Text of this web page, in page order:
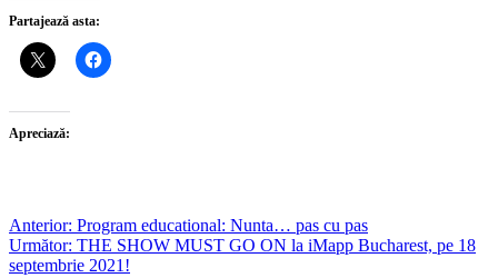
Partajează asta:
Apreciază:
Post
navigation
Anterior: Program educational: Nunta… pas cu pas
Următor: THE SHOW MUST GO ON la iMapp Bucharest, pe 18
septembrie 2021!